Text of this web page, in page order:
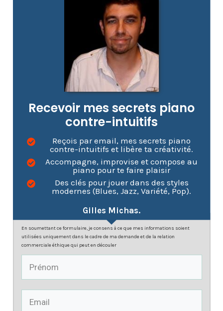
Recevoir mes secrets piano
contre-intuitifs
Reçois par email, mes secrets piano
contre-intuitifs et libère ta créativité.
Accompagne, improvise et compose au
piano pour te faire plaisir
Des clés pour jouer dans des styles
modernes (Blues, Jazz, Variété, Pop).
Gilles Michas.
En soumettant ce formulaire, je consens à ce que mes informations soient
utilisées uniquement dans le cadre de ma demande et de la relation
commerciale éthique qui peut en découler